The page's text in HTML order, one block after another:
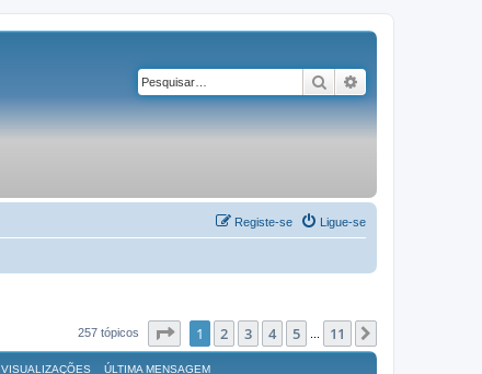
Pesquisar
Ligue-se
Registe-se
257 tópicos Página1 de 11
1 2 3 4 5 11
VISUALIZAÇÕES ÚLTIMA MENSAGEM